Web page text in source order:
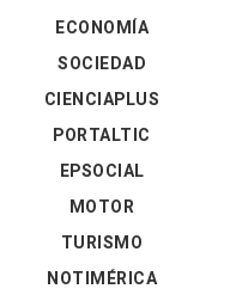
ECONOMÍA
SOCIEDAD
CIENCIAPLUS
PORTALTIC
EPSOCIAL
MOTOR
TURISMO
NOTIMÉRICA